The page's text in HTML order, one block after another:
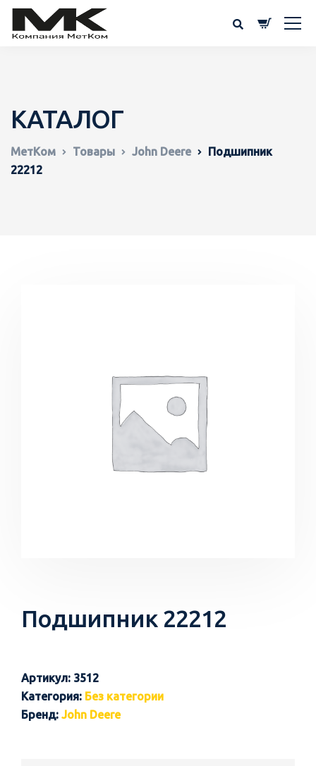
КАТАЛОГ
МетКом Товары John Deere
Подшипник
22212
Подшипник 22212
Артикул: 3512
Категория: Без категории
Бренд: John Deere